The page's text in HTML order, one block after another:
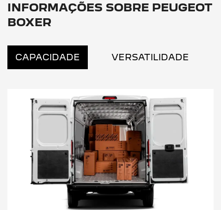
INFORMAÇÕES SOBRE PEUGEOT
BOXER
CAPACIDADE VERSATILIDADE